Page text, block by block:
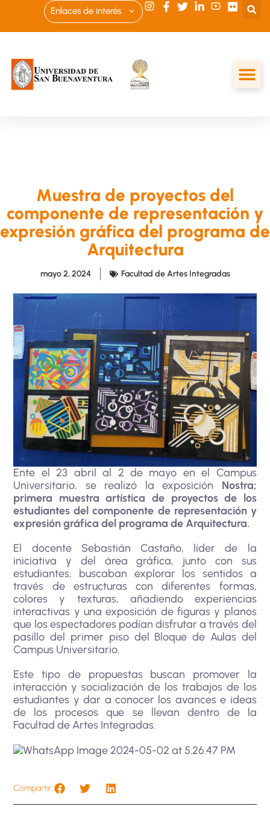
Enlaces de interés
Muestra de proyectos del
componente de representación y
expresión gráfica del programa de
Arquitectura
mayo 2, 2024 Facultad de Artes Integradas
Ente el 23 abril al 2 de mayo en el Campus
Universitario, se realizó la exposición Nostra;
primera muestra artística de proyectos de los
estudiantes del componente de representación y
expresión gráfica del programa de Arquitectura.
El docente Sebastián Castaño, líder de la
iniciativa y del área gráfica, junto con sus
estudiantes, buscaban explorar los sentidos a
través de estructuras con diferentes formas,
colores y texturas, añadiendo experiencias
interactivas y una exposición de figuras y planos
que los espectadores podían disfrutar a través del
pasillo del primer piso del Bloque de Aulas del
Campus Universitario.
Este tipo de propuestas buscan promover la
interacción y socialización de los trabajos de los
estudiantes y dar a conocer los avances e ideas
de los procesos que se llevan dentro de la
Facultad de Artes Integradas.
Compartir: